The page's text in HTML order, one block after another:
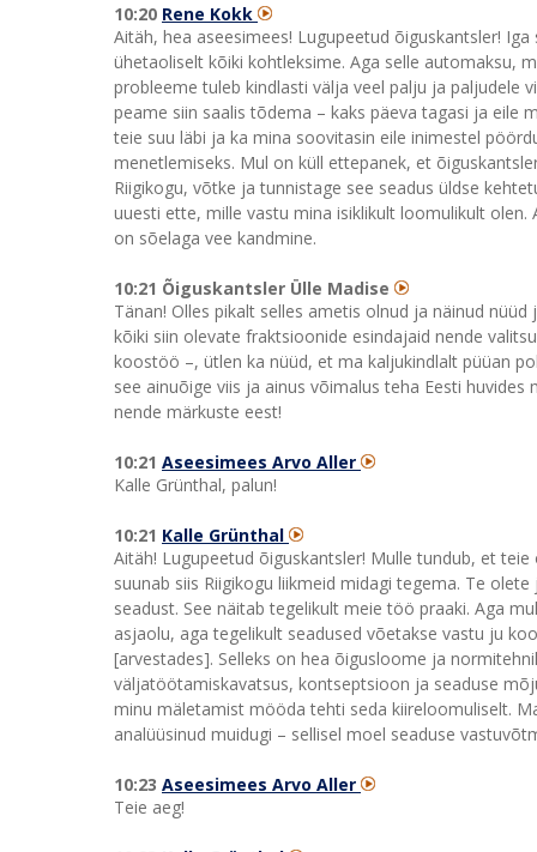
10:20 Rene Kokk
Aitäh, hea aseesimees! Lugupeetud õiguskantsler!
ühetaoliselt kõiki kohtleksime. Aga selle automaksu,
probleeme tuleb kindlasti välja veel palju ja paljudele
peame siin saalis tõdema – kaks päeva tagasi ja
teie suu läbi ja ka mina soovitasin eile inimestel
menetlemiseks. Mul on küll ettepanek, et
Riigikogu, võtke ja tunnistage see seadus üldse
uuesti ette, mille vastu mina isiklikult loomulikult olen.
on sõelaga vee kandmine.
10:21 Õiguskantsler Ülle Madise
Tänan! Olles pikalt selles ametis olnud ja näinud
kõiki siin olevate fraktsioonide esindajaid nende
koostöö –, ütlen ka nüüd, et ma kaljukindlalt püüan
see ainuõige viis ja ainus võimalus teha Eesti
nende märkuste eest!
10:21 Aseesimees Arvo Aller
Kalle Grünthal, palun!
10:21 Kalle Grünthal
Aitäh! Lugupeetud õiguskantsler! Mulle tundub, et
suunab siis Riigikogu liikmeid midagi tegema. Te
seadust. See näitab tegelikult meie töö praaki. Aga
asjaolu, aga tegelikult seadused võetakse vastu ju
[arvestades]. Selleks on hea õigusloome ja
väljatöötamiskavatsus, kontseptsioon ja seaduse
minu mäletamist mööda tehti seda kiireloomuliselt.
analüüsinud muidugi – sellisel moel seaduse
10:23 Aseesimees Arvo Aller
Teie aeg!